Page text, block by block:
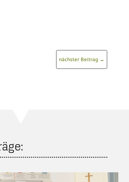
nächster Beitrag →